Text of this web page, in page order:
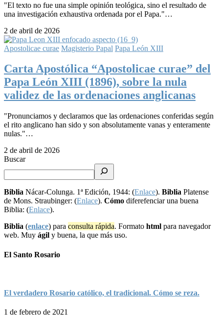
"El texto no fue una simple opinión teológica, sino el resultado de
una investigación exhaustiva ordenada por el Papa."…
2 de abril de 2026
Apostolicae curae Magisterio Papal Papa León XIII
Carta Apostólica “Apostolicae curae” del
Papa León XIII (1896), sobre la nula
validez de las ordenaciones anglicanas
"Pronunciamos y declaramos que las ordenaciones conferidas según
el rito anglicano han sido y son absolutamente vanas y enteramente
nulas."…
2 de abril de 2026
Buscar
Biblia Nácar-Colunga. 1ª Edición, 1944: (Enlace). Biblia Platense
de Mons. Straubinger: (Enlace). Cómo diferefenciar una buena
Biblia: (Enlace).
Biblia (enlace) para consulta rápida. Formato html para navegador
web. Muy ágil y buena, la que más uso.
El Santo Rosario
El verdadero Rosario católico, el tradicional. Cómo se reza.
1 de febrero de 2021